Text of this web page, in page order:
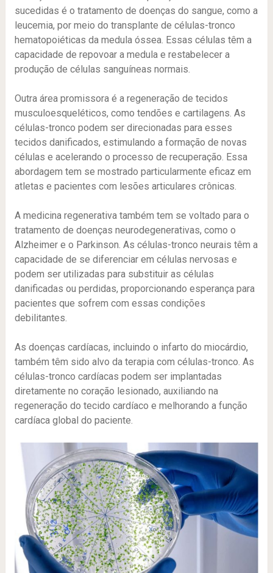
sucedidas é o tratamento de doenças do sangue, como a
leucemia, por meio do transplante de células-tronco
hematopoiéticas da medula óssea. Essas células têm a
capacidade de repovoar a medula e restabelecer a
produção de células sanguíneas normais.
Outra área promissora é a regeneração de tecidos
musculoesqueléticos, como tendões e cartilagens. As
células-tronco podem ser direcionadas para esses
tecidos danificados, estimulando a formação de novas
células e acelerando o processo de recuperação. Essa
abordagem tem se mostrado particularmente eficaz em
atletas e pacientes com lesões articulares crônicas.
A medicina regenerativa também tem se voltado para o
tratamento de doenças neurodegenerativas, como o
Alzheimer e o Parkinson. As células-tronco neurais têm a
capacidade de se diferenciar em células nervosas e
podem ser utilizadas para substituir as células
danificadas ou perdidas, proporcionando esperança para
pacientes que sofrem com essas condições
debilitantes.
As doenças cardíacas, incluindo o infarto do miocárdio,
também têm sido alvo da terapia com células-tronco. As
células-tronco cardíacas podem ser implantadas
diretamente no coração lesionado, auxiliando na
regeneração do tecido cardíaco e melhorando a função
cardíaca global do paciente.